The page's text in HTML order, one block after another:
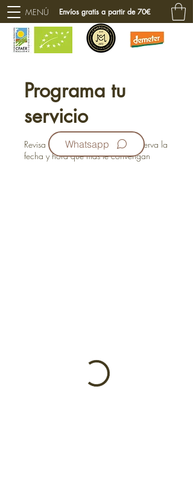
MENÚ Envíos gratis a partir de 70€
Whatsapp
Programa tu
servicio
Revisa nuestra disponibilidad y reserva la
fecha y hora que más te convengan